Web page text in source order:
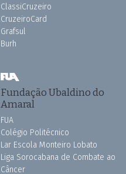
ClassiCruzeiro
CruzeiroCard
Grafsul
Burh
Fundação Ubaldino do
Amaral
FUA
Colégio Politécnico
Lar Escola Monteiro Lobato
Liga Sorocabana de Combate ao
Câncer